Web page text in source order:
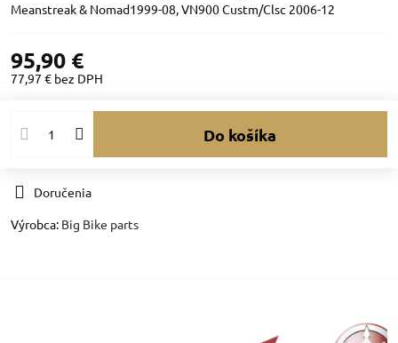
Meanstreak & Nomad1999-08, VN900 Custm/Clsc 2006-12
95,90 €
77,97 € bez DPH
Do košíka
Doručenia
Výrobca: Big Bike parts